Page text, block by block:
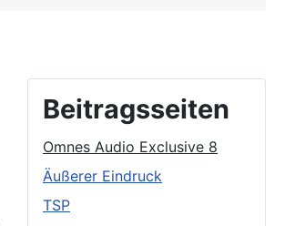
Beitragsseiten
Omnes Audio Exclusive 8
Äußerer Eindruck
TSP